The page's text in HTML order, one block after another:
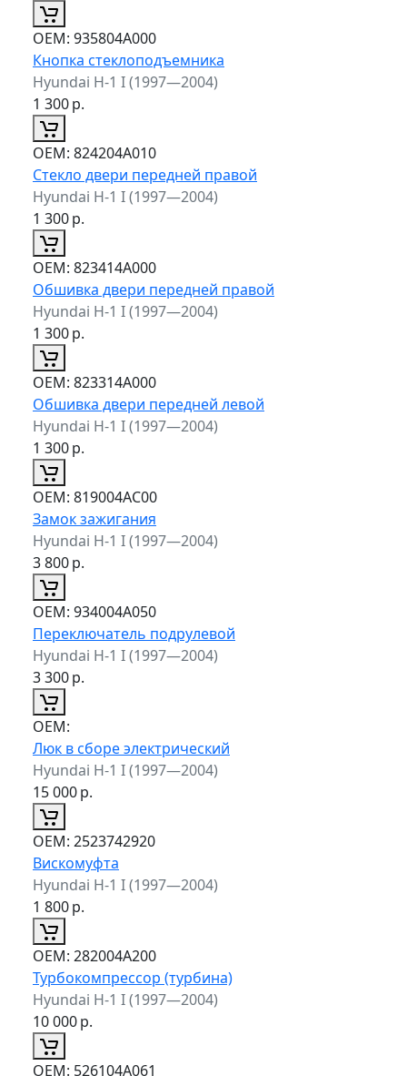
ОЕМ: 935804A000
Кнопка стеклоподъемника
Hyundai H-1 I (1997—2004)
1 300р.
ОЕМ: 824204A010
Стекло двери передней правой
Hyundai H-1 I (1997—2004)
1 300р.
ОЕМ: 823414A000
Обшивка двери передней правой
Hyundai H-1 I (1997—2004)
1 300р.
ОЕМ: 823314A000
Обшивка двери передней левой
Hyundai H-1 I (1997—2004)
1 300р.
ОЕМ: 819004AC00
Замок зажигания
Hyundai H-1 I (1997—2004)
3 800р.
ОЕМ: 934004A050
Переключатель подрулевой
Hyundai H-1 I (1997—2004)
3 300р.
ОЕМ:
Люк в сборе электрический
Hyundai H-1 I (1997—2004)
15 000р.
ОЕМ: 2523742920
Вискомуфта
Hyundai H-1 I (1997—2004)
1 800р.
ОЕМ: 282004A200
Турбокомпрессор (турбина)
Hyundai H-1 I (1997—2004)
10 000р.
ОЕМ: 526104A061